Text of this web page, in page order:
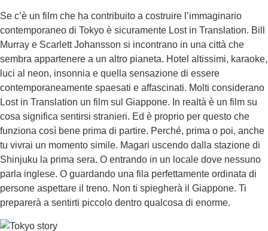
Se c’è un film che ha contribuito a costruire l’immaginario
contemporaneo di Tokyo è sicuramente Lost in Translation. Bill
Murray e Scarlett Johansson si incontrano in una città che
sembra appartenere a un altro pianeta. Hotel altissimi, karaoke,
luci al neon, insonnia e quella sensazione di essere
contemporaneamente spaesati e affascinati. Molti considerano
Lost in Translation un film sul Giappone. In realtà è un film su
cosa significa sentirsi stranieri. Ed è proprio per questo che
funziona così bene prima di partire. Perché, prima o poi, anche
tu vivrai un momento simile. Magari uscendo dalla stazione di
Shinjuku la prima sera. O entrando in un locale dove nessuno
parla inglese. O guardando una fila perfettamente ordinata di
persone aspettare il treno. Non ti spiegherà il Giappone. Ti
preparerà a sentirti piccolo dentro qualcosa di enorme.